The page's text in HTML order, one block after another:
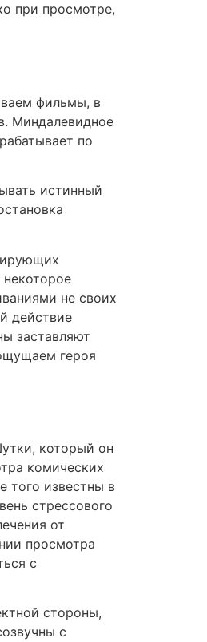
при просмотре,
фильмы, в
Миндалевидное
по
истинный
не своих
действие
заставляют
героя
который он
комических
того известны в
стрессового
от
просмотра
с
стороны,
с